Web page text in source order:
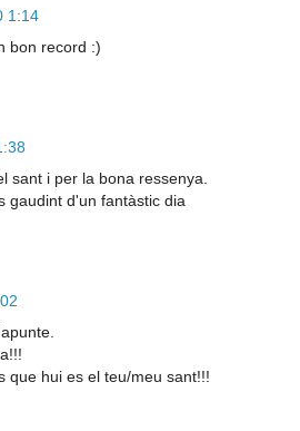
1:14
bon record :)
sant i per la bona ressenya.
gaudint d'un fantàstic dia
que hui es el teu/meu sant!!!